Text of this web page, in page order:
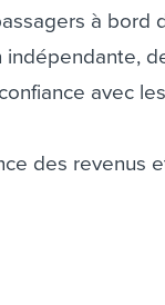
à bord
avec
des revenus